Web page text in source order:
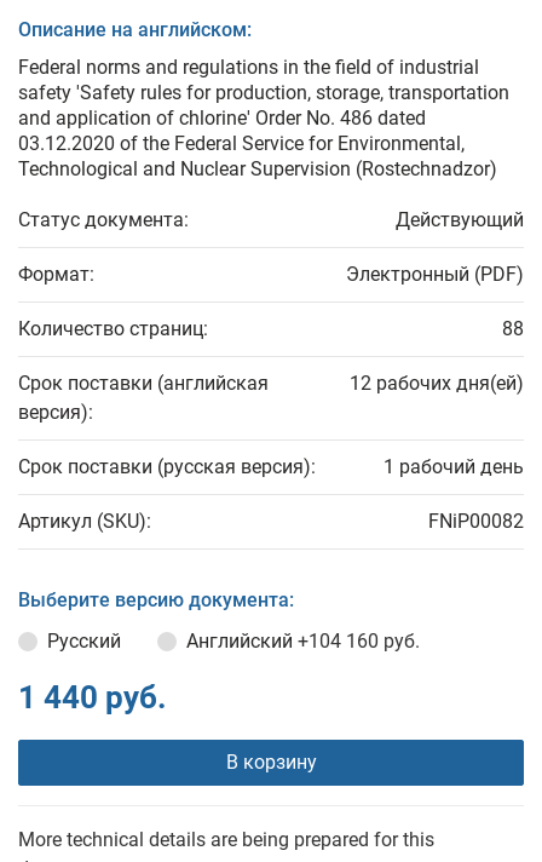
Описание на английском:
Federal norms and regulations in the field of industrial
safety 'Safety rules for production, storage, transportation
and application of chlorine' Order No. 486 dated
03.12.2020 of the Federal Service for Environmental,
Technological and Nuclear Supervision (Rostechnadzor)
Статус документа: Действующий
Формат: Электронный (PDF)
Количество страниц: 88
Срок поставки (английская
версия):
12 рабочих дня(ей)
Срок поставки (русская версия): 1 рабочий день
Артикул (SKU): FNiP00082
Выберите версию документа:
Русский
Английский +104 160 руб.
1 440 руб.
В корзину
More technical details are being prepared for this